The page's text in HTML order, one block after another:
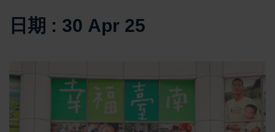
日期 : 30 Apr 25